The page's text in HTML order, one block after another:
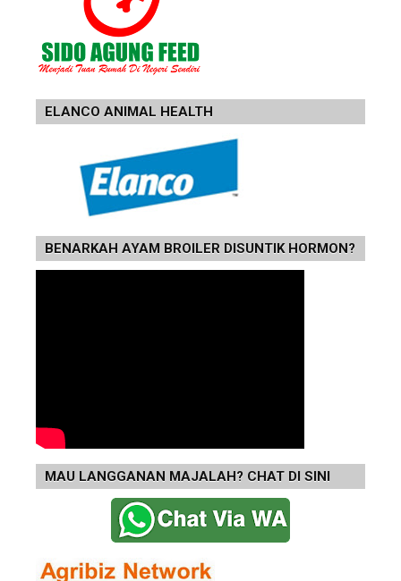
ELANCO ANIMAL HEALTH
BENARKAH AYAM BROILER DISUNTIK HORMON?
MAU LANGGANAN MAJALAH? CHAT DI SINI